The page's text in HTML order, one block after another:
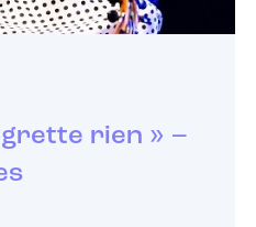
rien » –